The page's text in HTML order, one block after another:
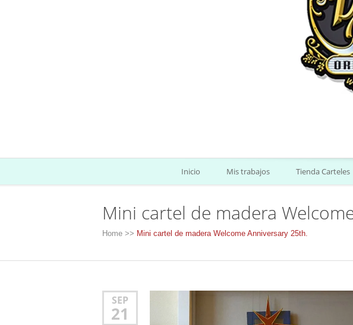
Inicio Mis trabajos Tienda Carteles
Mini cartel de madera
Home >> Mini cartel de madera Welcome Anniversary 25th.
SEP
21